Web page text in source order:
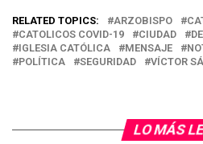
RELATED TOPICS: ARZOBISPO
CATOLICOS COVID-19
CIUDAD
IGLESIA CATÓLICA
MENSAJE
POLÍTICA
SEGURIDAD VÍCTOR
LO MÁS